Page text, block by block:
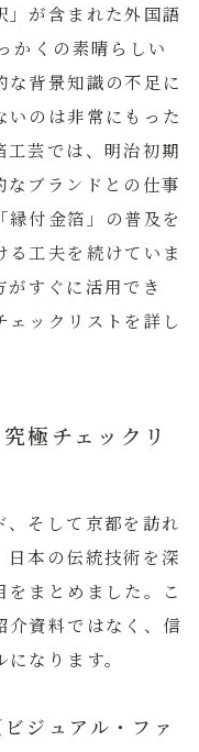
」が含まれた外国語
かくの素晴らしい
背景知識の不足に
いのは非常にもった
芸では、明治初期
ブランドとの仕事
付金箔」の普及を
工夫を続けていま
すぐに活用でき
ェックリストを詳し
極チェックリ
そして京都を訪れ
日本の伝統技術を深
をまとめました。こ
介資料ではなく、信
なります。
ジュアル・ファ